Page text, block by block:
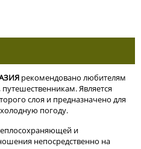
рекомендовано любителям
Является
слоя и предназначено для
погоду.
и
непосредственно на